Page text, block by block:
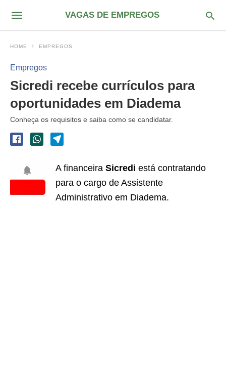
VAGAS DE EMPREGOS
HOME EMPREGOS
Empregos
Sicredi recebe currículos para
oportunidades em Diadema
Conheça os requisitos e saiba como se candidatar.
A financeira Sicredi está contratando
para o cargo de Assistente
Administrativo em Diadema.